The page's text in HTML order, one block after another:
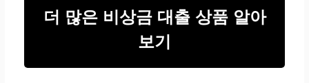
더 많은 비상금 대출 상품 알아
보기